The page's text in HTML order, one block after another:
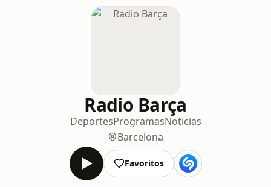
Radio Barça
DeportesProgramasNoticias
Barcelona
Favoritos